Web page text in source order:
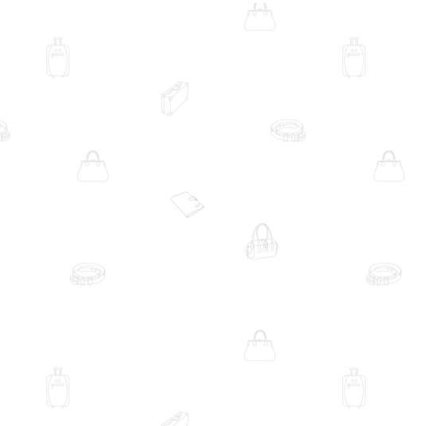
і класичною системою лямок. Завдяки листу жорсткості
залежить від того, як усередині розкладені речі.
речі, які мають бути під рукою без переходу до повноцінного
секція для ноутбука, зона для документів, внутрішні кишені й
змішуються в одному великому просторі.
32 бічні кишені для пляшки, передня відкрита кишеня, компресійні
зібрати об’єм. У Nebula Sling зовнішня кишеня для пляшки, кишеня для
руху й міського робочого маршруту до рюкзака на 32 л для міста,